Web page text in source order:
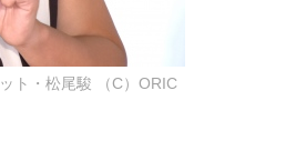
ト・松尾駿 （C）ORIC